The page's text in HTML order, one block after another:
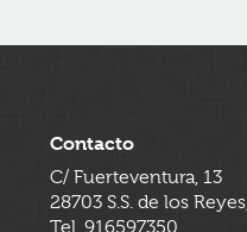
Contacto
C/ Fuerteventura, 13
28703 S.S. de los
Tel. 916597350